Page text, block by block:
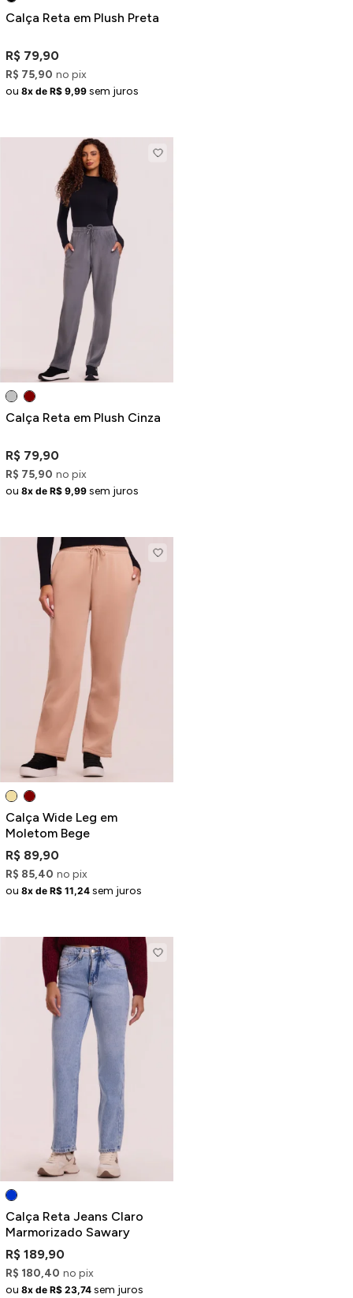
Calça Reta em Plush Preta
R$ 79,90
R$ 75,90 no pix
ou 8x de R$ 9,99 sem juros
Calça Reta em Plush Cinza
R$ 79,90
R$ 75,90 no pix
ou 8x de R$ 9,99 sem juros
Calça Wide Leg em
Moletom Bege
R$ 89,90
R$ 85,40 no pix
ou 8x de R$ 11,24 sem juros
Calça Reta Jeans Claro
Marmorizado Sawary
R$ 189,90
R$ 180,40 no pix
ou 8x de R$ 23,74 sem juros